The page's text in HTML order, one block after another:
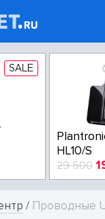
SALE
HL10/S
29 500
/ Проводные